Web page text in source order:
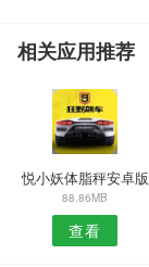
相关应用推荐
悦小妖体脂秤安卓版
88.86MB
查看